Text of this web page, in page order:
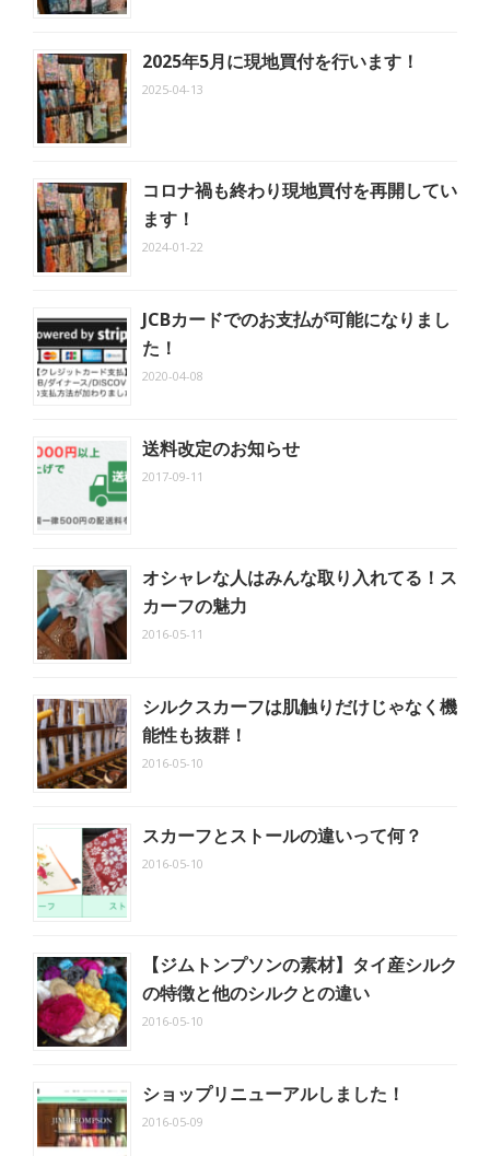
2025年5月に現地買付を行います！
2025-04-13
コロナ禍も終わり現地買付を再開してい
ます！
2024-01-22
JCBカードでのお支払が可能になりまし
た！
2020-04-08
送料改定のお知らせ
2017-09-11
オシャレな人はみんな取り入れてる！ス
カーフの魅力
2016-05-11
シルクスカーフは肌触りだけじゃなく機
能性も抜群！
2016-05-10
スカーフとストールの違いって何？
2016-05-10
【ジムトンプソンの素材】タイ産シルク
の特徴と他のシルクとの違い
2016-05-10
ショップリニューアルしました！
2016-05-09